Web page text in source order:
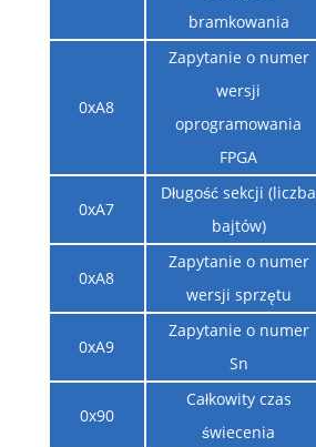
bramkowania
0xA8
Zapytanie o numer
wersji
oprogramowania
FPGA
0xA7
Długość sekcji (liczba
bajtów)
0xA8
Zapytanie o numer
wersji sprzętu
0xA9
Zapytanie o numer
Sn
0x90
Całkowity czas
świecenia